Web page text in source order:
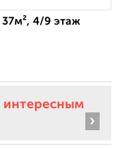
37м², 4/9 этаж
интересным
›